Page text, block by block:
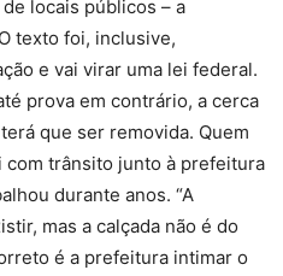
locais públicos – a
texto foi, inclusive,
e vai virar uma lei federal.
prova em contrário, a cerca
que ser removida. Quem
com trânsito junto à prefeitura
durante anos. “A
mas a calçada não é do
é a prefeitura intimar o